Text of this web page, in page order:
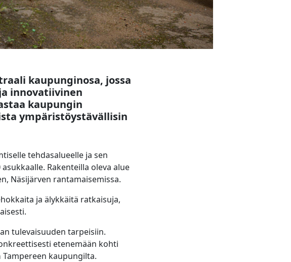
kaupunginosa, jossa
innovatiivinen
kaupungin
ympäristöystävällisin
tehdasalueelle ja sen
Rakenteilla oleva alue
Näsijärven rantamaisemissa.
ja älykkäitä ratkaisuja,
tulevaisuuden tarpeisiin.
etenemään kohti
Tampereen kaupungilta.